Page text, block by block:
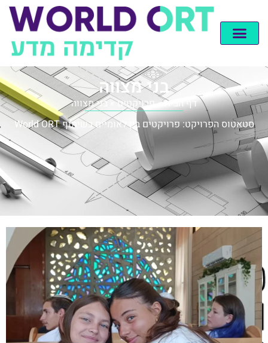
בני מצווה
דף הבית» פרויקטים»בני מצווה
סטאטוס הפרויקט: פרויקטים בין לאומיים בשיתוף World ORT